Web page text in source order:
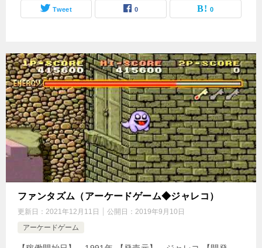
Tweet 0 0
ファンタズム（アーケードゲーム◆ジャレコ）
更新日： 2021年12月11日 公開日： 2019年9月10日
アーケードゲーム